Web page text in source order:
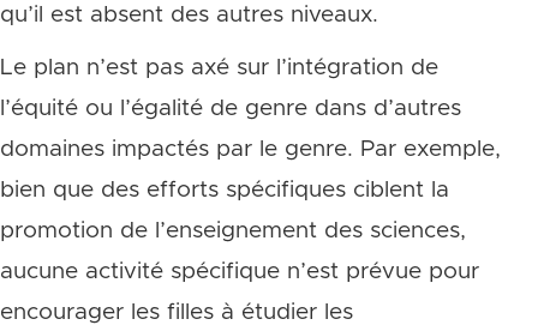
qu’il est absent des autres niveaux.
Le plan n’est pas axé sur l’intégration de
l’équité ou l’égalité de genre dans d’autres
domaines impactés par le genre. Par exemple,
bien que des efforts spécifiques ciblent la
promotion de l’enseignement des sciences,
aucune activité spécifique n’est prévue pour
encourager les filles à étudier les